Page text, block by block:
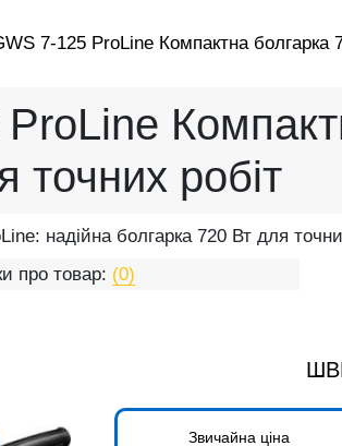
7-125 ProLine Компактна болгарка
точних робіт
надійна болгарка 720 Вт для
про товар: (0)
Звичайна ціна